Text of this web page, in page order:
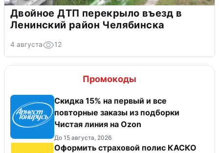
Двойное ДТП перекрыло въезд в
Ленинский район Челябинска
4 августа 12
Промокоды
Скидка 15% на первый и все
повторные заказы из подборки
Чистая линия на Ozon
До 15 августа, 2026
Оформить страховой полис КАСКО